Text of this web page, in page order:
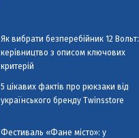
Як вибрати безперебійник 12 Вольт:
керівництво з описом ключових
критерій
5 цікавих фактів про рюкзаки від
українського бренду Twinsstore
Фестиваль «Фане місто»: у